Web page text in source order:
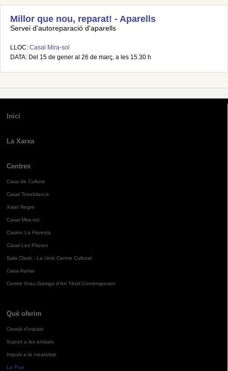
Millor que nou, reparat! - Aparells
Servei d'autoreparació d'aparells
LLOC: Casal Mira-sol
DATA: Del 15 de gener al 26 de març, a les 15.30 h
Inici
La Xarxa
Centres
Casa de Cultura
Casal Torreblanca
Xalet Negre
Casal Mira-sol
Casino La Floresta
Casal Les Planes
Sala Clavé - La Unió Centre Cultural
Casa Aymat
Centre Grau-Garriga d'Art Tèxtil Contemporani
Què oferim
Cessió d'espais
Suport a les entitats
Impuls a la creativitat
La Pua